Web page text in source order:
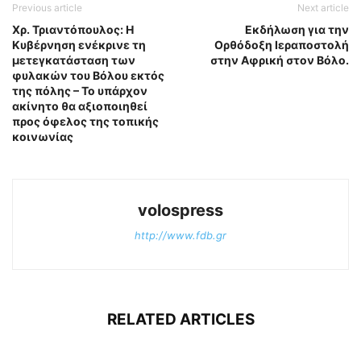
Previous article
Χρ. Τριαντόπουλος: Η
Κυβέρνηση ενέκρινε τη
μετεγκατάσταση των
φυλακών του Βόλου εκτός
της πόλης – Το υπάρχον
ακίνητο θα αξιοποιηθεί
προς όφελος της τοπικής
κοινωνίας
Next article
Εκδήλωση για την
Ορθόδοξη Ιεραποστολή
στην Αφρική στον Βόλο.
volospress
http://www.fdb.gr
RELATED ARTICLES